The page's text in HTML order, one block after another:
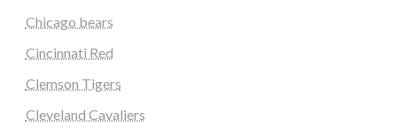
Chicago bears
Cincinnati Red
Clemson Tigers
Cleveland Cavaliers